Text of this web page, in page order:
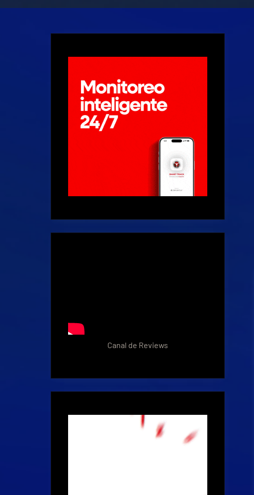
Canal de Reviews